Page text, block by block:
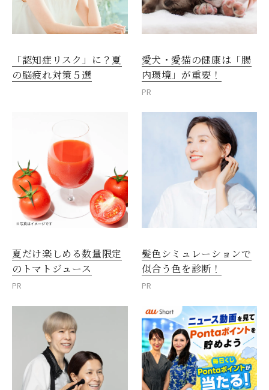
「認知症リスク」に？夏
の脳疲れ対策５選
愛犬・愛猫の健康は「腸
内環境」が重要！
PR
夏だけ楽しめる数量限定
のトマトジュース
PR
髪色シミュレーションで
似合う色を診断！
PR